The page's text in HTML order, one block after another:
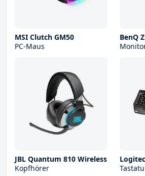
MSI Clutch GM50
PC-Maus
BenQ
JBL Quantum 810 Wireless
Kopfhörer